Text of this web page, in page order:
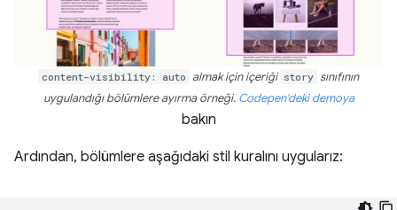
content-visibility: auto almak için içeriği story sınıfının
uygulandığı bölümlere ayırma örneği. Codepen'deki demoya
bakın
Ardından, bölümlere aşağıdaki stil kuralını uygularız: